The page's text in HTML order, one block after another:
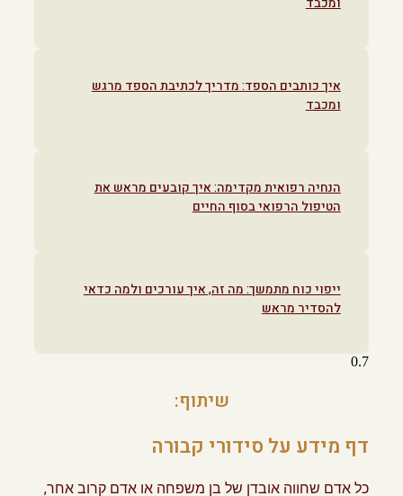
איך כותבים הספד: מדריך לכתיבת הספד מרגש
ומכבד
הנחיה רפואית מקדימה: איך קובעים מראש את
הטיפול הרפואי בסוף החיים
ייפוי כוח מתמשך: מה זה, איך עורכים ולמה כדאי
להסדיר מראש
שיתוף:
דף מידע על סידורי קבורה
כל אדם שחווה אובדן של בן משפחה או אדם קרוב אחר,